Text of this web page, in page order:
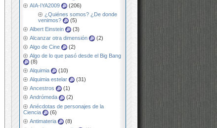
AIA-IYA2009
(206)
¿Quiénes somos? ¿De donde
venimos?
(5)
Albert Einstein
(3)
Alcanzar otra dimensión
(2)
Algo de Cine
(2)
Algo de lo que pasó desde el Big Bang
(8)
Alquimia
(10)
Alquimia estelar
(31)
Ancestros
(1)
Andrómeda
(2)
Anécdotas de personajes de la
Ciencia
(6)
Antimateria
(8)